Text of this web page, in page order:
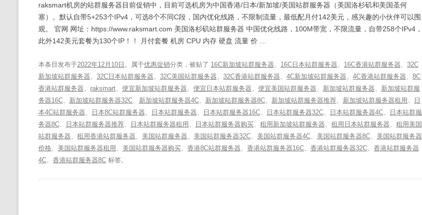
raksmart机房的站群服务器目前促销中，目前可选机房为中国香港/日本/新加坡/美国站群服务器（美国洛杉矶和美国圣何
塞）。默认自带5+253个IPv4，可选8个不同C段，国内优化线路，不限制流量，最低配月付142美元，感兴趣的小伙伴可以围
观。 官网 网址：https://www.raksmart.com 美国洛杉矶站群服务器 中国优化线路，100M带宽，不限流量，自带258个IPv4，
此外142美元套餐为130个IP！！ 月付套餐 机房 CPU 内存 硬盘 流量 价 …
本条目发布于2022年12月10日 。属于优惠促销分类，被贴了 16C新加坡站群服务器、 16C日本站群服务器、 16C香港站群服务器、 32C
新加坡站群服务器、 32C日本站群服务器、 32C美国站群服务器、 32C香港站群服务器、 4C新加坡站群服务器、 4C香港站群服务器、 8C
香港站群服务器、 raksmart、 便宜新加坡站群服务器、 便宜日本站群服务器、 便宜美国站群服务器、 新加坡站群服务器、 新加坡站群服
务器16C、 新加坡站群服务器32C、 新加坡站群服务器4C、 新加坡站群服务器8C、 新加坡站群服务器推荐、 新加坡站群服务器租用 、
日
本4C站群服务器、 日本8C站群服务器、 日本站群服务器、 日本站群服务器16C、 日本站群服务器32C、 日本站群服务器4C、
日本站群服
务器8C、 日本站群服务器推荐、 日本站群服务器租用 、 日本站群服务器购买、 租用新加坡站群服务器、 租用日本站群服务器、 租用美国
站群服务器、 租用香港站群服务器、 美国站群服务器、 美国站群服务器32C、 美国站群服务器4C、 美国站群服务器8C、 美国站群服务器
价格、 美国站群服务器租用 、 美国站群服务器购买、 香港8C站群服务器、 香港站群服务器16C、 香港站群服务器32C、 香港站群服务器
4C、 香港站群服务器8C 标签。